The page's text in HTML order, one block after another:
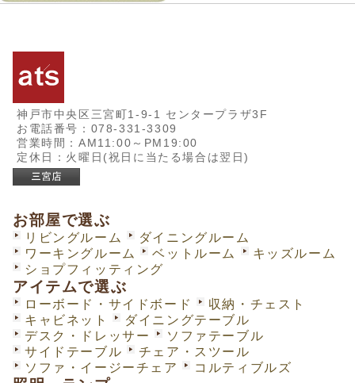
神戸市中央区三宮町1-9-1 センタープラザ3F
お電話番号：078-331-3309
営業時間：AM11:00～PM19:00
定休日：火曜日(祝日に当たる場合は翌日)
お部屋で選ぶ
リビングルーム
ダイニングルーム
ワーキングルーム
ベットルーム
キッズルーム
ショプフィッティング
アイテムで選ぶ
ローボード・サイドボード
収納・チェスト
キャビネット
ダイニングテーブル
デスク・ドレッサー
ソファテーブル
サイドテーブル
チェア・スツール
ソファ・イージーチェア
コルティブルズ